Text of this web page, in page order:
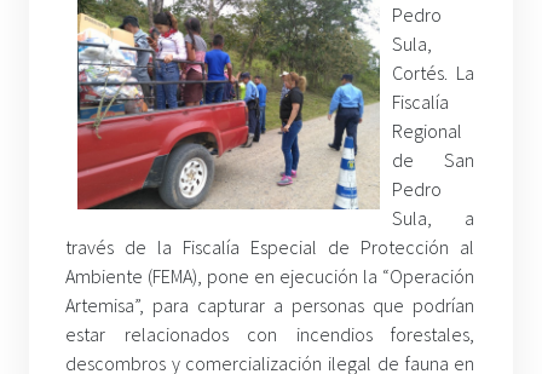
Pedro
Sula,
Cortés. La
Fiscalía
Regional
de San
Pedro
Sula, a
través de la Fiscalía Especial de Protección al
Ambiente (FEMA), pone en ejecución la “Operación
Artemisa”, para capturar a personas que podrían
estar relacionados con incendios forestales,
descombros y comercialización ilegal de fauna en